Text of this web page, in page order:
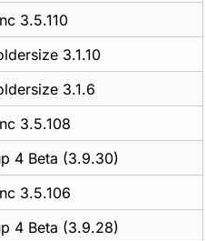
3.5.110
3.1.10
3.1.6
3.5.108
4 Beta (3.9.30)
3.5.106
4 Beta (3.9.28)